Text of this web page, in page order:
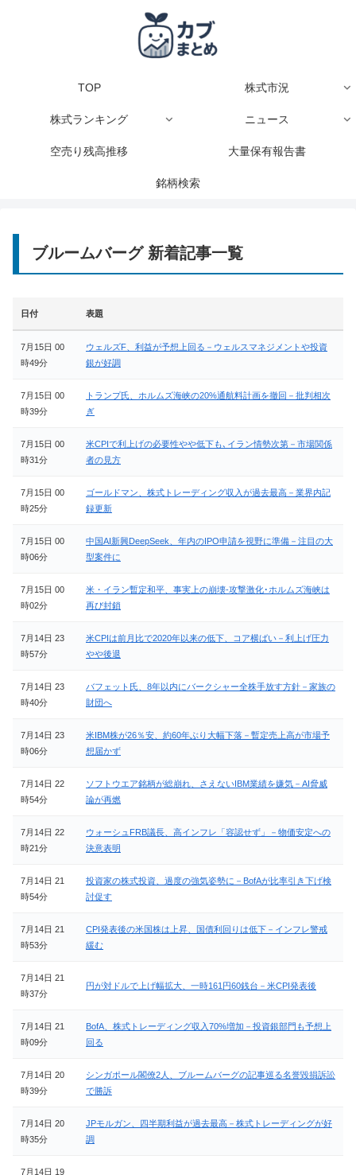
TOP 株式市況
株式ランキング ニュース
空売り残高推移 大量保有報告書
銘柄検索
ブルームバーグ 新着記事一覧
日付 表題
7月15日 00
時49分
ウェルズF、利益が予想上回る－ウェルスマネジメントや投資
銀が好調
7月15日 00
時39分
トランプ氏、ホルムズ海峡の20%通航料計画を撤回－批判相次
ぎ
7月15日 00
時31分
米CPIで利上げの必要性やや低下も､イラン情勢次第－市場関係
者の見方
7月15日 00
時25分
ゴールドマン、株式トレーディング収入が過去最高－業界内記
録更新
7月15日 00
時06分
中国AI新興DeepSeek、年内のIPO申請を視野に準備－注目の大
型案件に
7月15日 00
時02分
米・イラン暫定和平、事実上の崩壊-攻撃激化･ホルムズ海峡は
再び封鎖
7月14日 23
時57分
米CPIは前月比で2020年以来の低下、コア横ばい－利上げ圧力
やや後退
7月14日 23
時40分
バフェット氏、8年以内にバークシャー全株手放す方針－家族の
財団へ
7月14日 23
時06分
米IBM株が26％安、約60年ぶり大幅下落－暫定売上高が市場予
想届かず
7月14日 22
時54分
ソフトウエア銘柄が総崩れ、さえないIBM業績を嫌気－AI脅威
論が再燃
7月14日 22
時21分
ウォーシュFRB議長、高インフレ「容認せず」－物価安定への
決意表明
7月14日 21
時54分
投資家の株式投資、過度の強気姿勢に－BofAが比率引き下げ検
討促す
7月14日 21
時53分
CPI発表後の米国株は上昇、国債利回りは低下－インフレ警戒
緩む
7月14日 21
時37分
円が対ドルで上げ幅拡大、一時161円60銭台－米CPI発表後
7月14日 21
時09分
BofA、株式トレーディング収入70%増加－投資銀部門も予想上
回る
7月14日 20
時39分
シンガポール閣僚2人、ブルームバーグの記事巡る名誉毀損訴訟
で勝訴
7月14日 20
時35分
JPモルガン、四半期利益が過去最高－株式トレーディングが好
調
7月14日 19